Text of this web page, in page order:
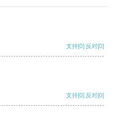
支持[0] 反对[0]
支持[0] 反对[0]